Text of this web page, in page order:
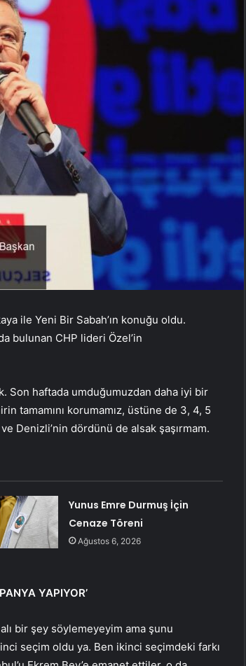
ile Yeni Bir Sabah’ın konuğu oldu.
bulunan CHP lideri Özel’in
Son haftada umduğumuzdan daha iyi bir
tamamını korumamız, üstüne de 3, 4, 5
Denizli’nin dördünü de alsak şaşırmam.
Yunus Emre Durmuş İçin
Cenaze Töreni
Ağustos 6, 2026
YAPIYOR’
bir şey söylemeyeyim ama şunu
seçim oldu ya. Ben ikinci seçimdeki farkı